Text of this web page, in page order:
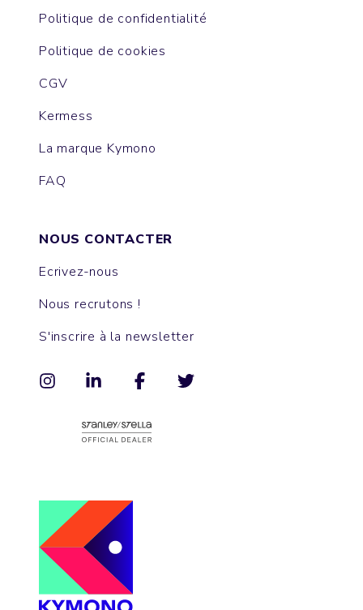
Politique de confidentialité
Politique de cookies
CGV
Kermess
La marque Kymono
FAQ
NOUS CONTACTER
Ecrivez-nous
Nous recrutons !
S'inscrire à la newsletter